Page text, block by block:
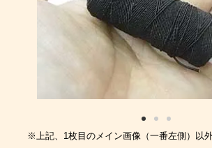
※上記、1枚目のメイン画像（一番左側）以外